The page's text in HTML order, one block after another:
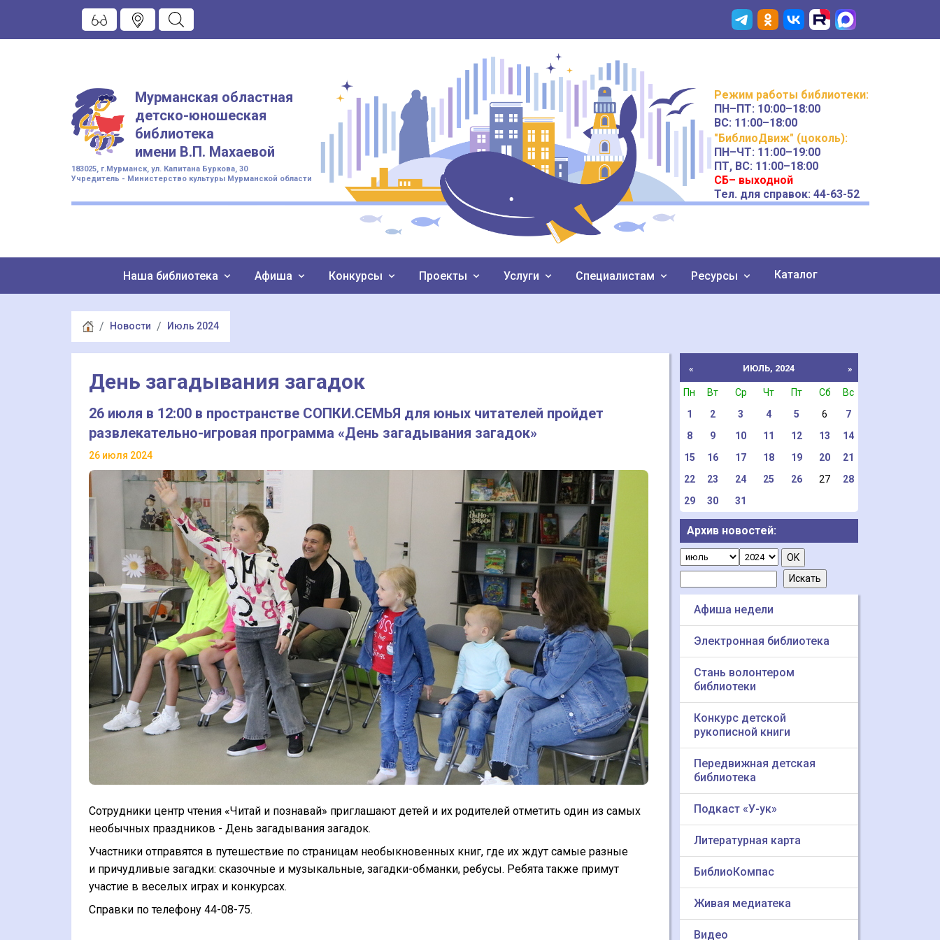
Мурманская областная
детско-юношеская
библиотека
имени В.П. Махаевой
183025, г.Мурманск, ул. Капитана Буркова, 30
Учредитель - Министерство культуры Мурманской области
Режим работы библиотеки:
ПН–ПТ: 10:00–18:00
ВС: 11:00–18:00
"БиблиоДвиж" (цоколь):
ПН–ЧТ: 11:00–19:00
ПТ, ВС: 11:00–18:00
СБ– выходной
Тел. для справок: 44-63-52
Наша библиотека Афиша Конкурсы Проекты Услуги Специалистам Ресурсы Каталог
Новости Июль 2024
День загадывания загадок
26 июля в 12:00 в пространстве СОПКИ.СЕМЬЯ для юных читателей пройдет
развлекательно-игровая программа «День загадывания загадок»
26 июля 2024
Сотрудники центр чтения «Читай и познавай» приглашают детей и их родителей отметить один из самых
необычных праздников - День загадывания загадок.
Участники отправятся в путешествие по страницам необыкновенных книг, где их ждут самые разные
и причудливые загадки: сказочные и музыкальные, загадки-обманки, ребусы. Ребята также примут
участие в веселых играх и конкурсах.
Справки по телефону 44-08-75.
« ИЮЛЬ, 2024 »
Пн Вт Ср Чт Пт Сб
Вс
1
2 3 4 5 6
7
8
9 10 11 12 13
14
15
16 17 18 19 20
21
22
23 24 25 26 27
28
29
30 31
Архив новостей:
Афиша недели
Электронная библиотека
Стань волонтером
библиотеки
Конкурс детской
рукописной книги
Передвижная детская
библиотека
Подкаст «У-ук»
Литературная карта
БиблиоКомпас
Живая медиатека
Видео